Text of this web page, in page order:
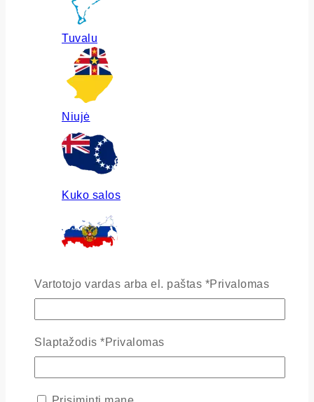
Tuvalu
Niujė
Kuko salos
Vartotojo vardas arba el. paštas *Privalomas
Slaptažodis *Privalomas